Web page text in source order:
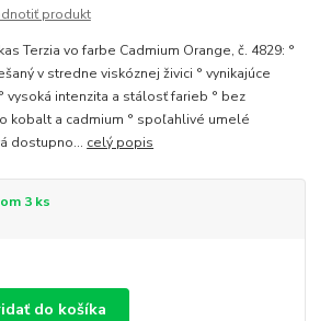
produkt
Terzia vo farbe Cadmium Orange, č. 4829: °
v stredne viskóznej živici ° vynikajúce
intenzita a stálosť farieb ° bez
kobalt a cadmium ° spoľahlivé umelé
dostupno... celý popis
3 ks
do košíka